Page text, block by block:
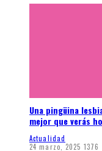
Una pingüina
mejor que verás
Actualidad
24 marzo, 2025 1376